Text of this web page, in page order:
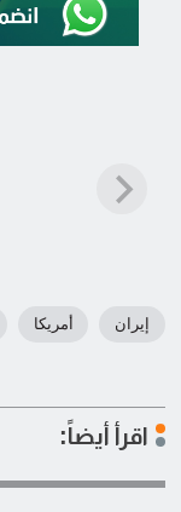
إيران أمريكا
اقرأ أيضاً: